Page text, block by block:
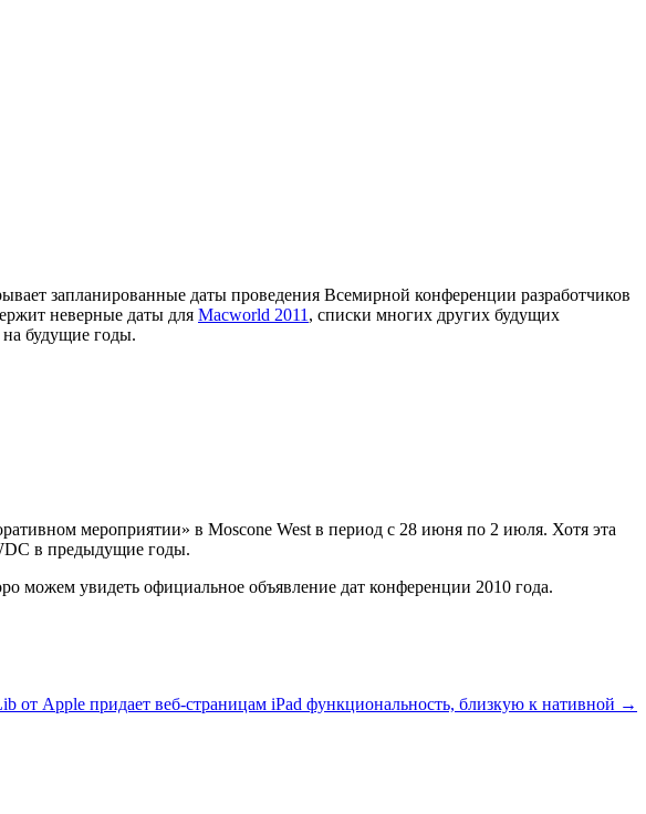
запланированные даты проведения Всемирной конференции разработчиков
неверные даты для Macworld 2011 , списки многих других будущих
будущие годы.
мероприятии» в Moscone West в период с 28 июня по 2 июля. Хотя эта
в предыдущие годы.
можем увидеть официальное объявление дат конференции 2010 года.
от Apple придает веб-страницам iPad функциональность, близкую к нативной →